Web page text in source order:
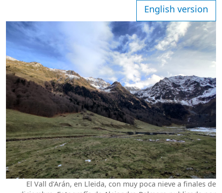
English version
El Vall d’Arán, en Lleida, con muy poca nieve a finales de